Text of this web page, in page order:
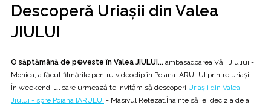
Descoperă Uriașii din Valea
JIULUI
O săptămână de p⊕veste în Valea JIULUI... ambasadoarea Văii Jiuliui -
Monica, a făcut filmările pentru videoclip în Poiana IARULUI printre uriași...
În weekend-ul care urmează te invităm să descoperi Uriașii din Valea
Jiului - spre Poiana IARULUI - Masivul Retezat.Înainte să iei decizia de a